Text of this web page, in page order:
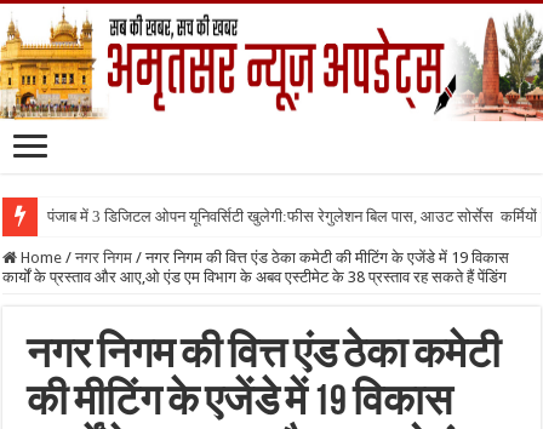
पंजाब में 3 डिजिटल ओपन यूनिवर्सिटी खुलेगी:फीस रेगुलेशन बिल पास, आउट सोर्सेस
Home / नगर निगम / नगर निगम की वित्त एंड ठेका कमेटी की मीटिंग के एजेंडे में 19 विकास
कार्यों के प्रस्ताव और आए,ओ एंड एम विभाग के अबव एस्टीमेट के 38 प्रस्ताव रह सकते हैं पेंडिंग
नगर निगम की वित्त एंड ठेका कमेटी
की मीटिंग के एजेंडे में 19 विकास